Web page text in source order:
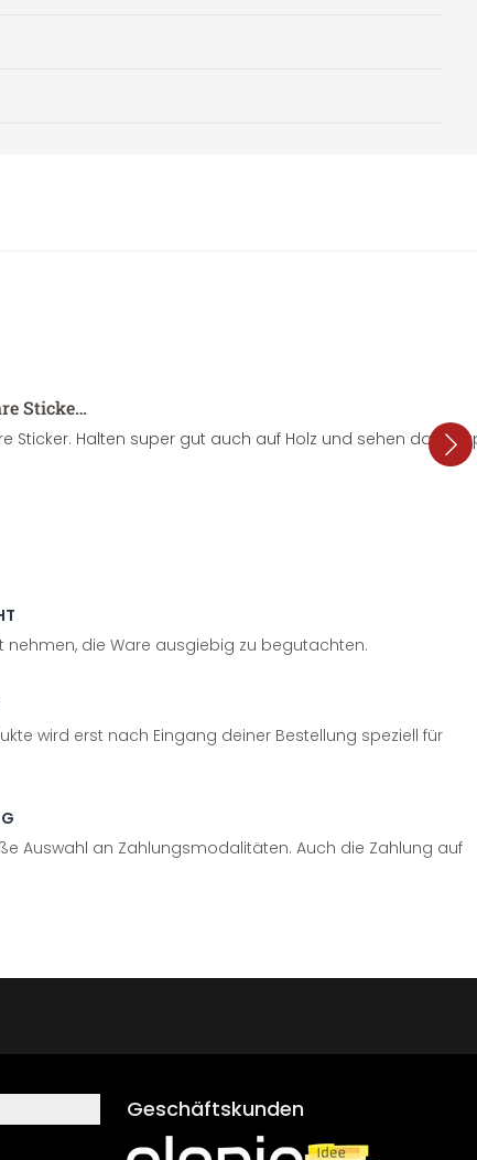
Sticke…
Sticker. Halten super gut auch auf Holz und sehen dazu
nehmen, die Ware ausgiebig zu begutachten.
wird erst nach Eingang deiner Bestellung speziell für
Auswahl an Zahlungsmodalitäten. Auch die Zahlung auf
Geschäftskunden